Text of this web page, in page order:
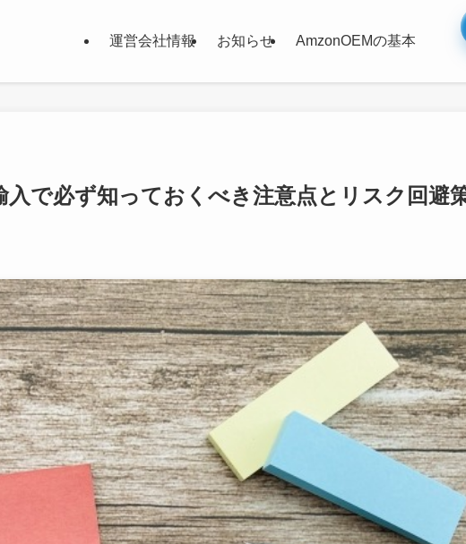
運営会社情報 お知らせ AmzonOEMの基本
入で必ず知っておくべき注意点とリスク回避